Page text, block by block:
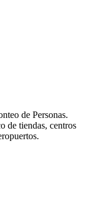
de Personas.
de tiendas, centros